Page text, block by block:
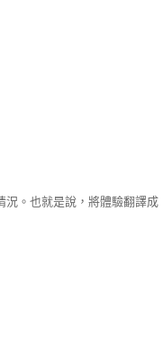
況。也就是說，將體驗翻譯成